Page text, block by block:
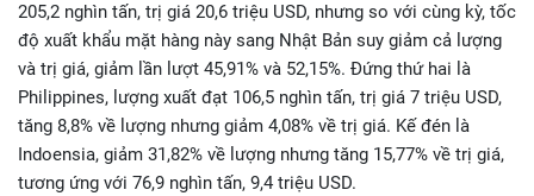
205,2 nghìn tấn, trị giá 20,6 triệu USD, nhưng so với cùng kỳ, tốc
độ xuất khẩu mặt hàng này sang Nhật Bản suy giảm cả lượng
và trị giá, giảm lần lượt 45,91% và 52,15%. Đứng thứ hai là
Philippines, lượng xuất đạt 106,5 nghìn tấn, trị giá 7 triệu USD,
tăng 8,8% về lượng nhưng giảm 4,08% về trị giá. Kế đén là
Indoensia, giảm 31,82% về lượng nhưng tăng 15,77% về trị giá,
tương ứng với 76,9 nghìn tấn, 9,4 triệu USD.